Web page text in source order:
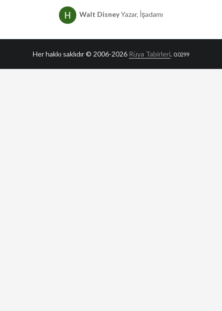
Walt DisneyYazar, İşadamı
Her hakkı saklıdır © 2006-2026 Rüya Tabirleri. 0.0299